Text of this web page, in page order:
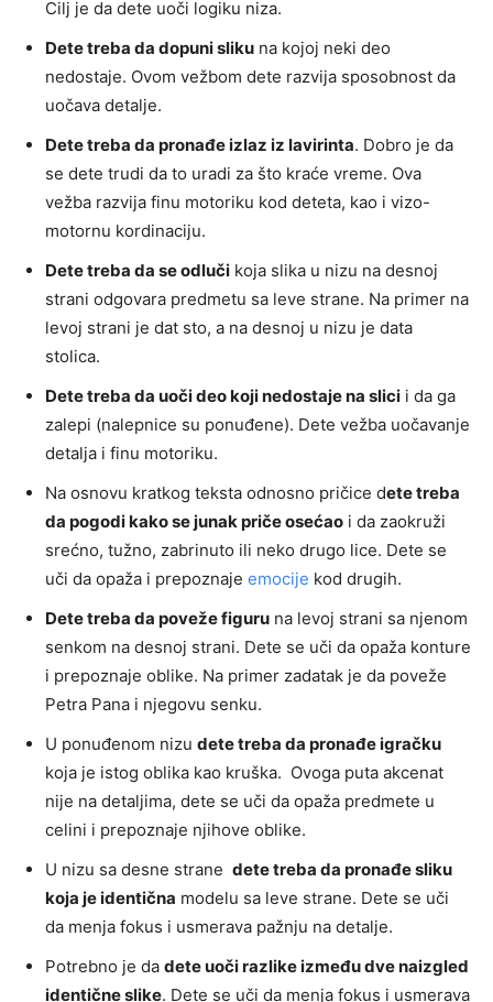
Cilj je da dete uoči logiku niza.
Dete treba da dopuni sliku na kojoj neki deo
nedostaje. Ovom vežbom dete razvija sposobnost da
uočava detalje.
Dete treba da pronađe izlaz iz lavirinta. Dobro je da
se dete trudi da to uradi za što kraće vreme. Ova
vežba razvija finu motoriku kod deteta, kao i vizo-
motornu kordinaciju.
Dete treba da se odluči koja slika u nizu na desnoj
strani odgovara predmetu sa leve strane. Na primer na
levoj strani je dat sto, a na desnoj u nizu je data
stolica.
Dete treba da uoči deo koji nedostaje na slici i da ga
zalepi (nalepnice su ponuđene). Dete vežba uočavanje
detalja i finu motoriku.
Na osnovu kratkog teksta odnosno pričice dete treba
da pogodi kako se junak priče osećao i da zaokruži
srećno, tužno, zabrinuto ili neko drugo lice. Dete se
uči da opaža i prepoznaje emocije kod drugih.
Dete treba da poveže figuru na levoj strani sa njenom
senkom na desnoj strani. Dete se uči da opaža konture
i prepoznaje oblike. Na primer zadatak je da poveže
Petra Pana i njegovu senku.
U ponuđenom nizu dete treba da pronađe igračku
koja je istog oblika kao kruška. Ovoga puta akcenat
nije na detaljima, dete se uči da opaža predmete u
celini i prepoznaje njihove oblike.
U nizu sa desne strane dete treba da pronađe sliku
koja je identična modelu sa leve strane. Dete se uči
da menja fokus i usmerava pažnju na detalje.
Potrebno je da dete uoči razlike između dve naizgled
identične slike. Dete se uči da menja fokus i usmerava